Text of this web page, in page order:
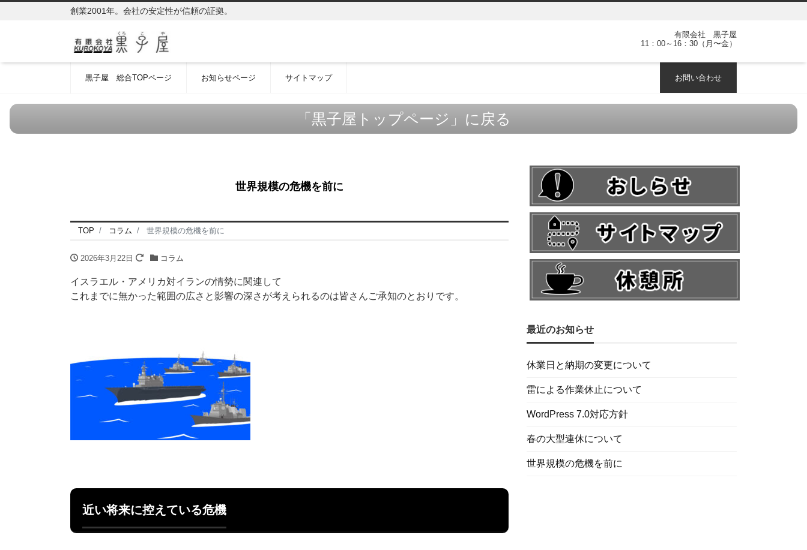
創業2001年。会社の安定性が信頼の証拠。
有限会社 黒子屋
11：00～16：30（月〜金）
黒子屋 総合TOPページ お知らせページ サイトマップ お問い合わせ
「黒子屋トップページ」に戻る
世界規模の危機を前に
TOP コラム 世界規模の危機を前に
2026年3月22日 コラム
イスラエル・アメリカ対イランの情勢に関連して
これまでに無かった範囲の広さと影響の深さが考えられるのは皆さんご承知のとおりです。
近い将来に控えている危機
最近のお知らせ
休業日と納期の変更について
雷による作業休止について
WordPress 7.0対応方針
春の大型連休について
世界規模の危機を前に